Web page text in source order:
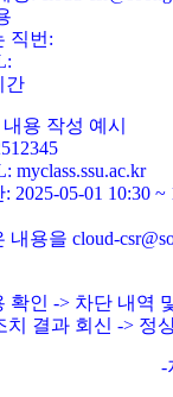
직번:
간
용 작성 예시
myclass.ssu.ac.kr
2025-05-01 10:30 ~
내용을 cloud-
확인 -> 차단 내역
치 결과 회신 -> 정
-